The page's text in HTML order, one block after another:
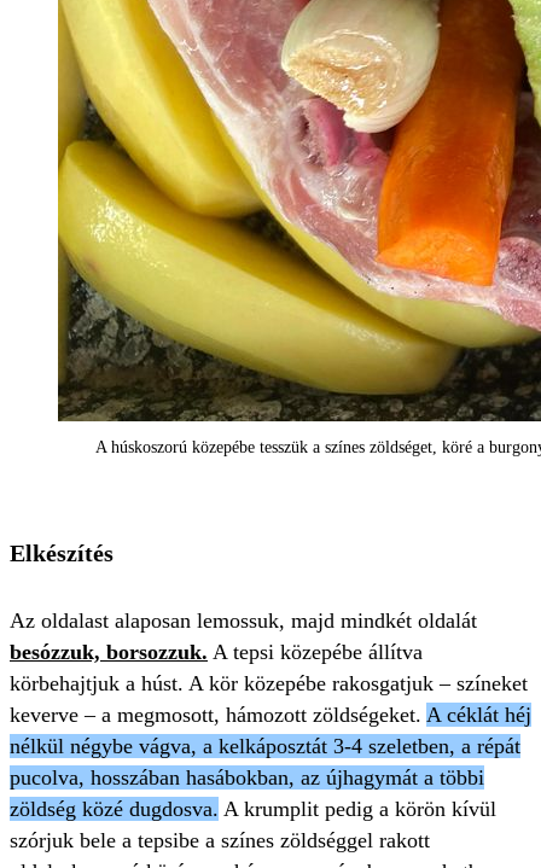
A húskoszorú közepébe tesszük a színes zöldséget, köré a
Elkészítés
Az oldalast alaposan lemossuk, majd mindkét oldalát
besózzuk, borsozzuk. A tepsi közepébe állítva
körbehajtjuk a húst. A kör közepébe rakosgatjuk – színeket
keverve – a megmosott, hámozott zöldségeket. A céklát héj
nélkül négybe vágva, a kelkáposztát 3-4 szeletben, a répát
pucolva, hosszában hasábokban, az újhagymát a többi
zöldség közé dugdosva. A krumplit pedig a körön kívül
szórjuk bele a tepsibe a színes zöldséggel rakott